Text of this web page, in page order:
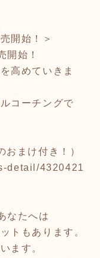
開始！＞
開始！
高めていきま
コーチングで
まけ付き！）
detail/4320421
なたへは
トもあります。
ます。